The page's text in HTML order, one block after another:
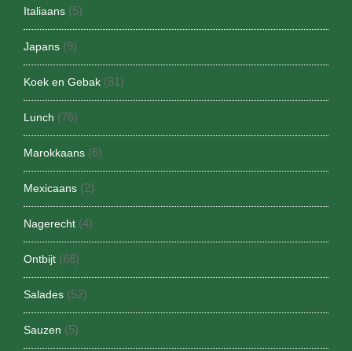
Italiaans (5)
Japans (9)
Koek en Gebak (81)
Lunch (76)
Marokkaans (6)
Mexicaans (2)
Nagerecht (4)
Ontbijt (68)
Salades (52)
Sauzen (5)